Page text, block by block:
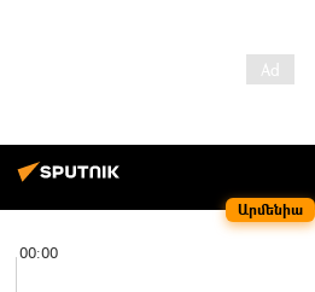
Արմենիա
00:00